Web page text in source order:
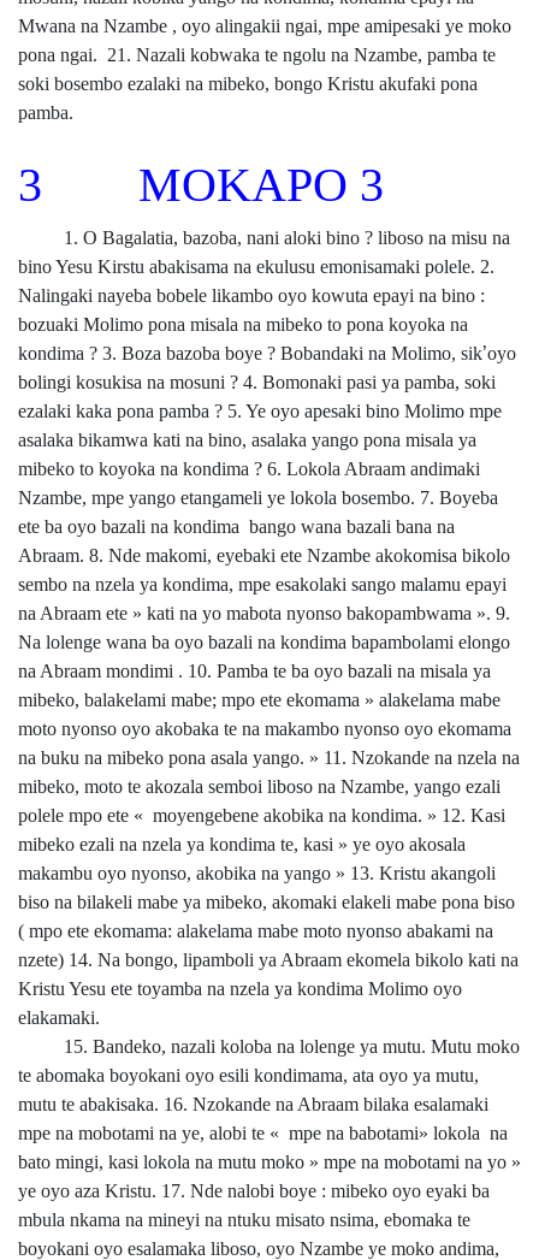
Mwana na Nzambe , oyo alingakii ngai, mpe amipesaki ye moko
pona ngai. 21. Nazali kobwaka te ngolu na Nzambe, pamba te
soki bosembo ezalaki na mibeko, bongo Kristu akufaki pona
pamba.
3 MOKAPO 3
1. O Bagalatia, bazoba, nani aloki bino ? liboso na misu na
bino Yesu Kirstu abakisama na ekulusu emonisamaki polele. 2.
Nalingaki nayeba bobele likambo oyo kowuta epayi na bino :
bozuaki Molimo pona misala na mibeko to pona koyoka na
kondima ? 3. Boza bazoba boye ? Bobandaki na Molimo, sik’oyo
bolingi kosukisa na mosuni ? 4. Bomonaki pasi ya pamba, soki
ezalaki kaka pona pamba ? 5. Ye oyo apesaki bino Molimo mpe
asalaka bikamwa kati na bino, asalaka yango pona misala ya
mibeko to koyoka na kondima ? 6. Lokola Abraam andimaki
Nzambe, mpe yango etangameli ye lokola bosembo. 7. Boyeba
ete ba oyo bazali na kondima bango wana bazali bana na
Abraam. 8. Nde makomi, eyebaki ete Nzambe akokomisa bikolo
sembo na nzela ya kondima, mpe esakolaki sango malamu epayi
na Abraam ete » kati na yo mabota nyonso bakopambwama ». 9.
Na lolenge wana ba oyo bazali na kondima bapambolami elongo
na Abraam mondimi . 10. Pamba te ba oyo bazali na misala ya
mibeko, balakelami mabe; mpo ete ekomama » alakelama mabe
moto nyonso oyo akobaka te na makambo nyonso oyo ekomama
na buku na mibeko pona asala yango. » 11. Nzokande na nzela na
mibeko, moto te akozala semboi liboso na Nzambe, yango ezali
polele mpo ete « moyengebene akobika na kondima. » 12. Kasi
mibeko ezali na nzela ya kondima te, kasi » ye oyo akosala
makambu oyo nyonso, akobika na yango » 13. Kristu akangoli
biso na bilakeli mabe ya mibeko, akomaki elakeli mabe pona biso
( mpo ete ekomama: alakelama mabe moto nyonso abakami na
nzete) 14. Na bongo, lipamboli ya Abraam ekomela bikolo kati na
Kristu Yesu ete toyamba na nzela ya kondima Molimo oyo
elakamaki.
15. Bandeko, nazali koloba na lolenge ya mutu. Mutu moko
te abomaka boyokani oyo esili kondimama, ata oyo ya mutu,
mutu te abakisaka. 16. Nzokande na Abraam bilaka esalamaki
mpe na mobotami na ye, alobi te « mpe na babotami» lokola na
bato mingi, kasi lokola na mutu moko » mpe na mobotami na yo »
ye oyo aza Kristu. 17. Nde nalobi boye : mibeko oyo eyaki ba
mbula nkama na mineyi na ntuku misato nsima, ebomaka te
boyokani oyo esalamaka liboso, oyo Nzambe ye moko andima,